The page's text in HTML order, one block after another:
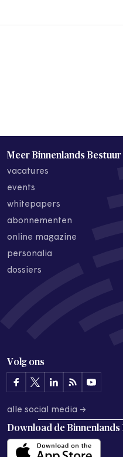
Meer Binnenlands Bestuur
vacatures
events
whitepapers
abonnementen
online magazine
personalia
dossiers
Volg ons
alle social media →
Download de Binnenlands